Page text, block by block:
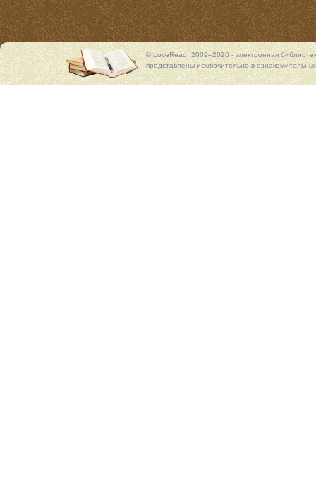
© LoveRead, 2009–2026 - электронная
представлены исключительно в